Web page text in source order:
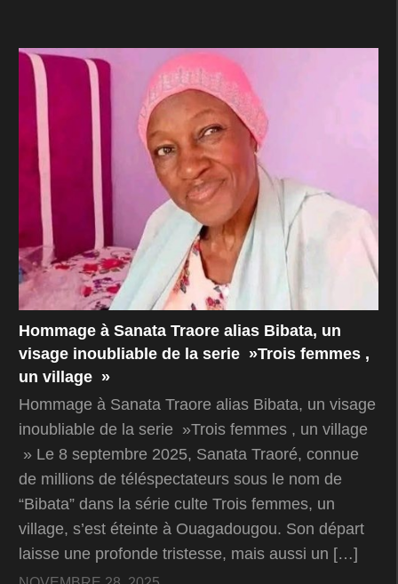
Hommage à Sanata Traore alias Bibata, un
visage inoubliable de la serie »Trois femmes ,
un village »
Hommage à Sanata Traore alias Bibata, un visage
inoubliable de la serie »Trois femmes , un village
» Le 8 septembre 2025, Sanata Traoré, connue
de millions de téléspectateurs sous le nom de
“Bibata” dans la série culte Trois femmes, un
village, s’est éteinte à Ouagadougou. Son départ
laisse une profonde tristesse, mais aussi un […]